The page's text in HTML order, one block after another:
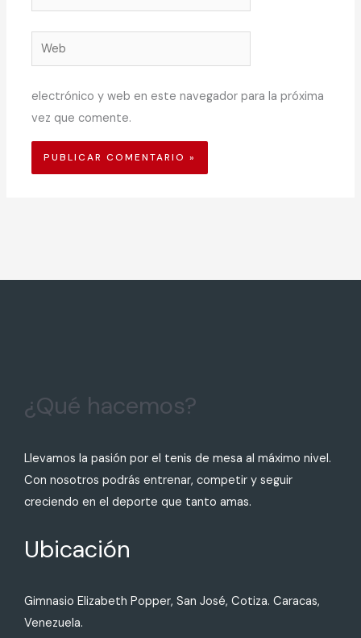
electrónico*
Web
electrónico y web en este navegador para la próxima
vez que comente.
¿Qué hacemos?
Llevamos la pasión por el tenis de mesa al máximo nivel.
Con nosotros podrás entrenar, competir y seguir
creciendo en el deporte que tanto amas.
Ubicación
Gimnasio Elizabeth Popper, San José, Cotiza. Caracas,
Venezuela.